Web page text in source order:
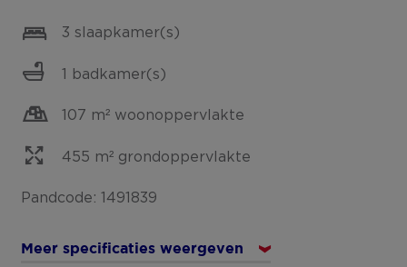
3 slaapkamer(s)
1 badkamer(s)
107 m² woonoppervlakte
455 m² grondoppervlakte
Pandcode: 1491839
Meer specificaties weergeven